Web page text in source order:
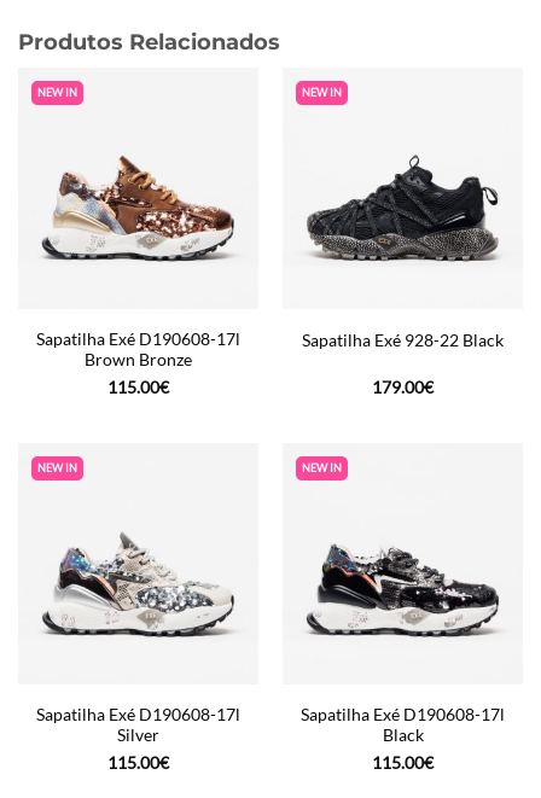
Produtos Relacionados
NEW IN
Sapatilha Exé D190608-17l
Brown Bronze
115.00€
NEW IN
Sapatilha Exé 928-22 Black
179.00€
NEW IN
Sapatilha Exé D190608-17l
Silver
115.00€
NEW IN
Sapatilha Exé D190608-17l
Black
115.00€